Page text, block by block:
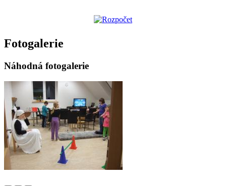
Fotogalerie
Náhodná fotogalerie